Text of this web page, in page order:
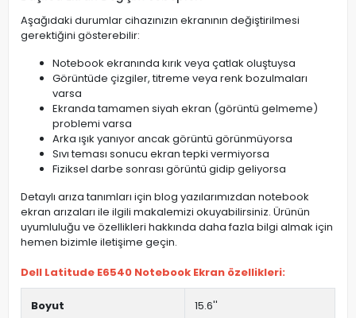
Aşağıdaki durumlar cihazınızın ekranının değiştirilmesi
gerektiğini gösterebilir:
Notebook ekranında kırık veya çatlak oluştuysa
Görüntüde çizgiler, titreme veya renk bozulmaları
varsa
Ekranda tamamen siyah ekran (görüntü gelmeme)
problemi varsa
Arka ışık yanıyor ancak görüntü görünmüyorsa
Sıvı teması sonucu ekran tepki vermiyorsa
Fiziksel darbe sonrası görüntü gidip geliyorsa
Detaylı arıza tanımları için blog yazılarımızdan notebook
ekran arızaları ile ilgili makalemizi okuyabilirsiniz. Ürünün
uyumluluğu ve özellikleri hakkında daha fazla bilgi almak için
hemen bizimle iletişime geçin.
Dell Latitude E6540 Notebook Ekran özellikleri:
Boyut 15.6''